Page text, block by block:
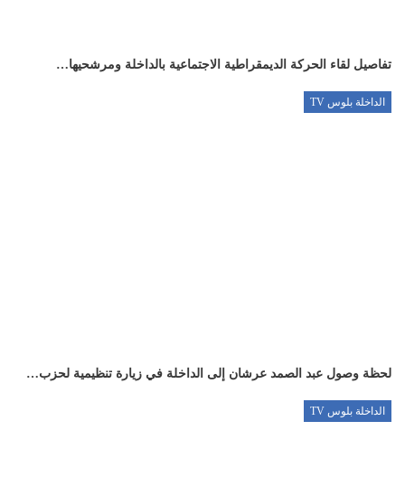
تفاصيل لقاء الحركة الديمقراطية الاجتماعية بالداخلة ومرشحيها…
الداخلة بلوس TV
لحظة وصول عبد الصمد عرشان إلى الداخلة في زيارة تنظيمية لحزب…
الداخلة بلوس TV